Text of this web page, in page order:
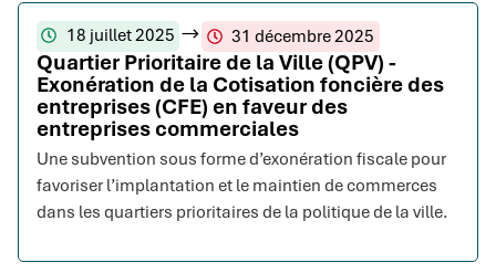
18 juillet 2025 31 décembre 2025
Quartier Prioritaire de la Ville (QPV) -
Exonération de la Cotisation foncière des
entreprises (CFE) en faveur des
entreprises commerciales
Une subvention sous forme d’exonération fiscale pour
favoriser l’implantation et le maintien de commerces
dans les quartiers prioritaires de la politique de la ville.